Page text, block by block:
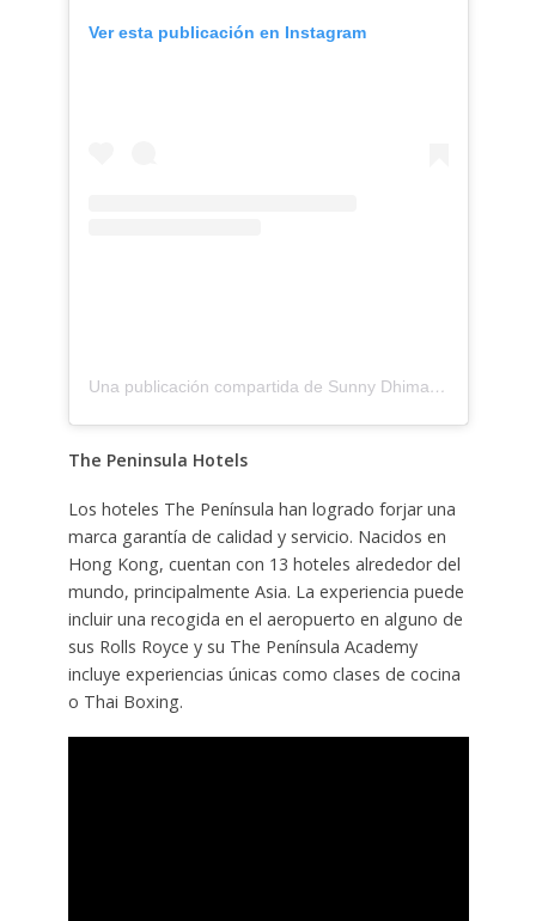
Ver esta publicación en Instagram
Una publicación compartida de Sunny Dhiman Photography (@sunnydhimanphotography)
The Peninsula Hotels
Los hoteles The Península han logrado forjar una
marca garantía de calidad y servicio. Nacidos en
Hong Kong, cuentan con 13 hoteles alrededor del
mundo, principalmente Asia. La experiencia puede
incluir una recogida en el aeropuerto en alguno de
sus Rolls Royce y su The Península Academy
incluye experiencias únicas como clases de cocina
o Thai Boxing.